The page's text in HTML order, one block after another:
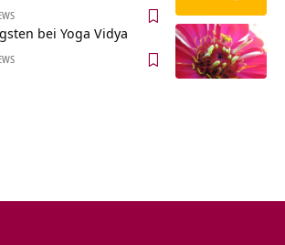
bei Yoga Vidya